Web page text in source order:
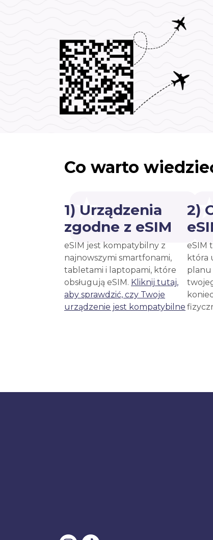
Co warto
1) Urządzenia
zgodne z eSIM
eSIM jest kompatybilny z
najnowszymi smartfonami,
tabletami i laptopami, które
obsługują eSIM. Kliknij tutaj,
aby sprawdzić, czy Twoje
urządzenie jest kompatybilne
2)
eSIM
która
planu